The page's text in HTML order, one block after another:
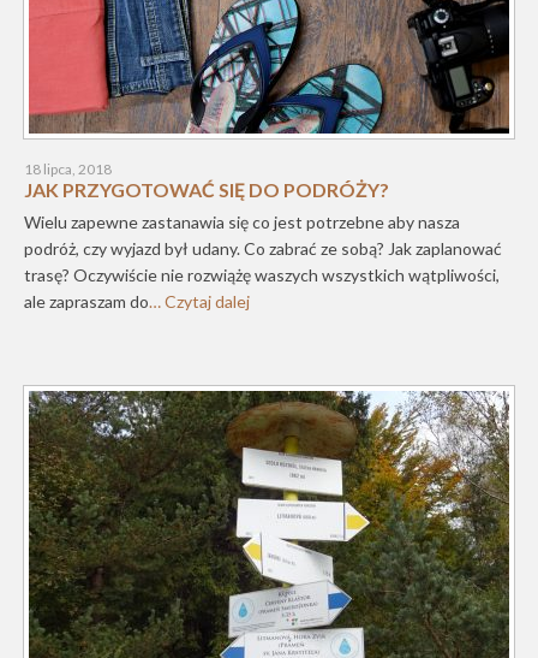
18 lipca, 2018
JAK PRZYGOTOWAĆ SIĘ DO PODRÓŻY?
Wielu zapewne zastanawia się co jest potrzebne aby nasza
podróż, czy wyjazd był udany. Co zabrać ze sobą? Jak zaplanować
trasę? Oczywiście nie rozwiążę waszych wszystkich wątpliwości,
ale zapraszam do… Czytaj dalej